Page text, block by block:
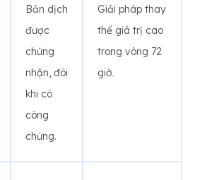
Bản dịch
được
chứng
nhận, đôi
khi có
công
chứng.
Giải pháp thay
thế giá trị cao
trong vòng 72
giờ.